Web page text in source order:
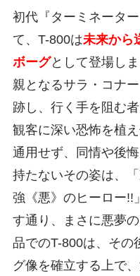
初代『ターミネータ
て、T-800は未来から
ボーグとして登場し
親となるサラ・コナ
跡し、行く手を阻む
観客に深い恐怖を植
通用せず、同情や後
持たないその姿は、
強《悪》のヒーロー!!
す通り、まさに悪夢
品でのT-800は、その
グ像を確立する上で